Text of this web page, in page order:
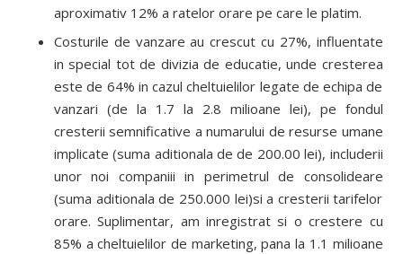
aproximativ 12% a ratelor orare pe care le platim.
Costurile de vanzare au crescut cu 27%, influentate
in special tot de divizia de educatie, unde cresterea
este de 64% in cazul cheltuielilor legate de echipa de
vanzari (de la 1.7 la 2.8 milioane lei), pe fondul
cresterii semnificative a numarului de resurse umane
implicate (suma aditionala de de 200.00 lei), includerii
unor noi companiii in perimetrul de consolideare
(suma aditionala de 250.000 lei)si a cresterii tarifelor
orare. Suplimentar, am inregistrat si o crestere cu
85% a cheltuielilor de marketing, pana la 1.1 milioane